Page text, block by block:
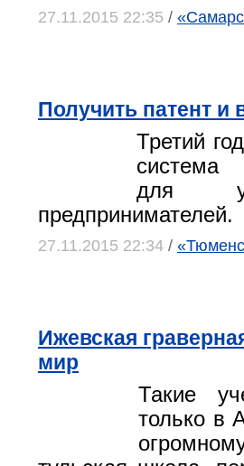
27.11.2015 22:35 /
Получить патент и
Третий
система
для
предпринимателей.
27.11.2015 22:34 /
Ижевская
мир
Такие
только в